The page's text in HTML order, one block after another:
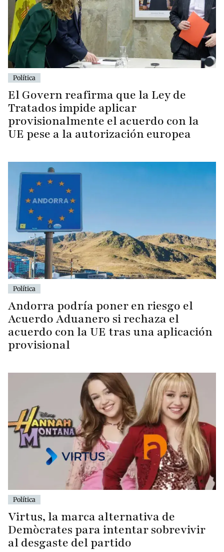
Política
El Govern reafirma que la Ley de
Tratados impide aplicar
provisionalmente el acuerdo con la
UE pese a la autorización europea
Política
Andorra podría poner en riesgo el
Acuerdo Aduanero si rechaza el
acuerdo con la UE tras una aplicación
provisional
Política
Virtus, la marca alternativa de
Demòcrates para intentar sobrevivir
al desgaste del partido